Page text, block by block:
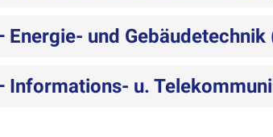
und
Informations- u.